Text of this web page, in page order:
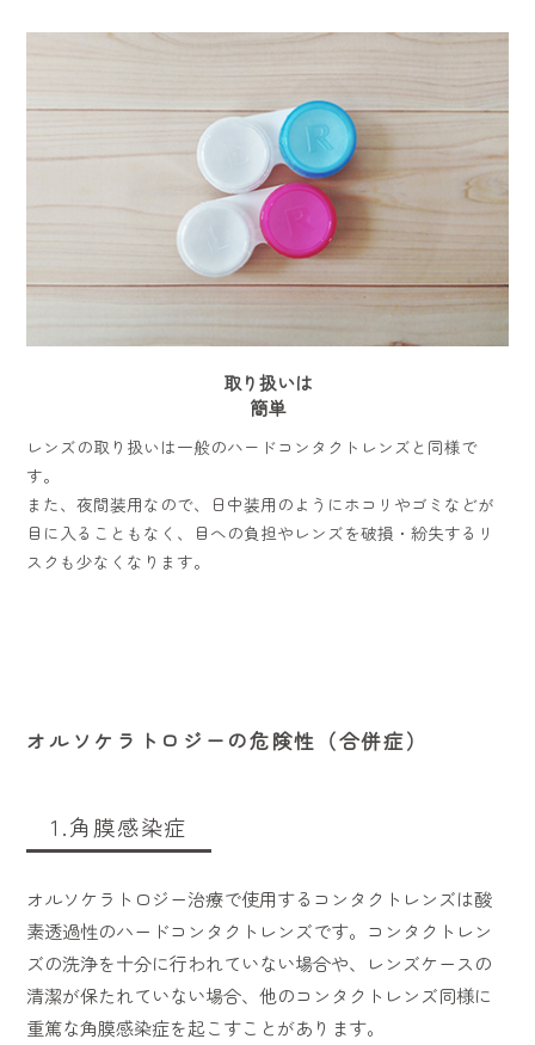
取り扱いは
簡単
レンズの取り扱いは一般のハードコンタクトレンズと同様で
す。
また、夜間装用なので、日中装用のようにホコリやゴミなどが
目に入ることもなく、目への負担やレンズを破損・紛失するリ
スクも少なくなります。
オルソケラトロジーの危険性（合併症）
1.角膜感染症
オルソケラトロジー治療で使用するコンタクトレンズは酸
素透過性のハードコンタクトレンズです。コンタクトレン
ズの洗浄を十分に行われていない場合や、レンズケースの
清潔が保たれていない場合、他のコンタクトレンズ同様に
重篤な角膜感染症を起こすことがあります。